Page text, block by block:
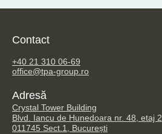
Contact
+40 21 310 06-69
office@tpa-group.ro
Adresă
Crystal Tower Building
Blvd. Iancu de Hunedoara nr. 48, etaj 2
011745 Sect.1, București